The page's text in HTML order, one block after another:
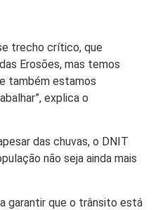
trecho crítico, que
Erosões, mas temos
também estamos
explica o
das chuvas, o DNIT
não seja ainda mais
garantir que o trânsito está